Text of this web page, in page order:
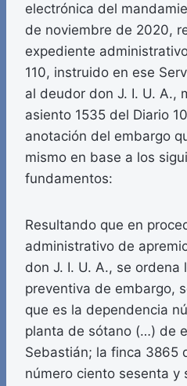
electrónica del
de noviembre de 2020,
expediente
110, instruido en ese
al deudor don J. I. U. A.,
asiento 1535 del Diario
anotación del embargo
mismo en base a los
fundamentos:
Resultando que en
administrativo de
don J. I. U. A., se ordena
preventiva de embargo,
que es la dependencia
planta de sótano (…) de
Sebastián; la finca 3865
número ciento sesenta y